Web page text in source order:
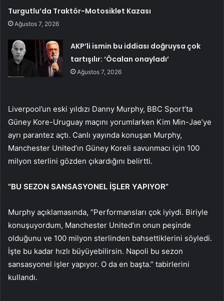
Turgutlu’da Traktör-Motosiklet Kazası
Ağustos 7, 2026
AKP’li ismin bu iddiası doğruysa çok
tartışılır: ‘Öcalan onayladı’
Ağustos 7, 2026
Liverpool’un eski yıldızı Danny Murphy, BBC Sport’ta
Güney Kore-Uruguay maçını yorumlarken Kim Min-Jae’ye
ayrı parantez açtı. Canlı yayında konuşan Murphy,
Manchester United’ın Güney Koreli savunmacı için 100
milyon sterlini gözden çıkardığını belirtti.
“BU SEZON SANSASYONEL İŞLER YAPIYOR”
Murphy açıklamasında, “Performansları çok iyiydi. Biriyle
konuşuyordum, Manchester United’ın onun peşinde
olduğunu ve 100 milyon sterlinden bahsettiklerini söyledi.
İşte bu kadar hızlı büyüyebilirsin. Napoli bu sezon
sansasyonel işler yapıyor. O da en başta.” tabirlerini
kullandı.